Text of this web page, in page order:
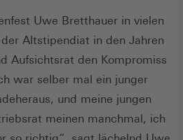
Uwe Bretthauer in vielen
Altstipendiat in den Jahren
Aufsichtsrat den Kompromiss
war selber mal ein junger
und meine jungen
meinen manchmal, ich